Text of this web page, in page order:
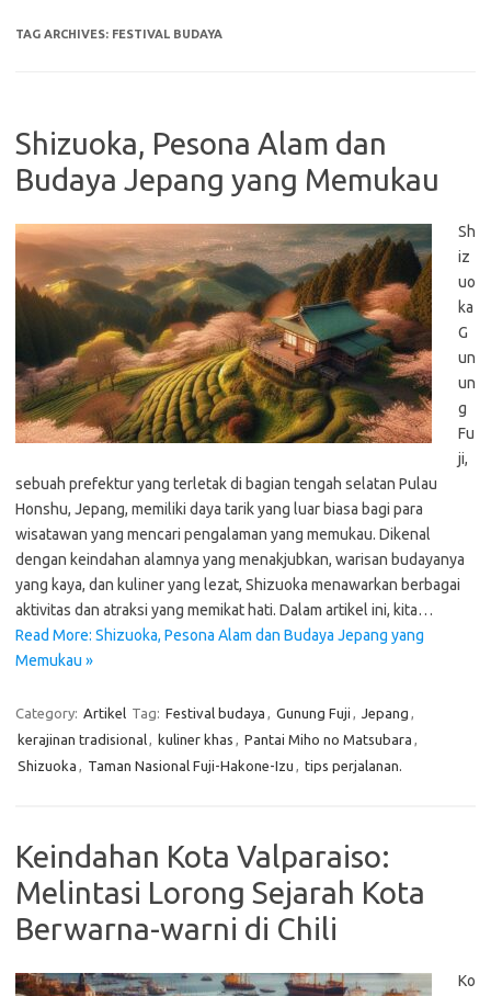
TAG ARCHIVES: FESTIVAL BUDAYA
Shizuoka, Pesona Alam dan
Budaya Jepang yang Memukau
Sh
iz
uo
ka
G
un
un
g
Fu
ji,
sebuah prefektur yang terletak di bagian tengah selatan Pulau
Honshu, Jepang, memiliki daya tarik yang luar biasa bagi para
wisatawan yang mencari pengalaman yang memukau. Dikenal
dengan keindahan alamnya yang menakjubkan, warisan budayanya
yang kaya, dan kuliner yang lezat, Shizuoka menawarkan berbagai
aktivitas dan atraksi yang memikat hati. Dalam artikel ini, kita…
Read More: Shizuoka, Pesona Alam dan Budaya Jepang yang
Memukau »
Category: Artikel Tag: Festival budaya , Gunung Fuji , Jepang ,
kerajinan tradisional, kuliner khas , Pantai Miho no Matsubara ,
Shizuoka , Taman Nasional Fuji-Hakone-Izu , tips perjalanan.
Keindahan Kota Valparaiso:
Melintasi Lorong Sejarah Kota
Berwarna-warni di Chili
Ko